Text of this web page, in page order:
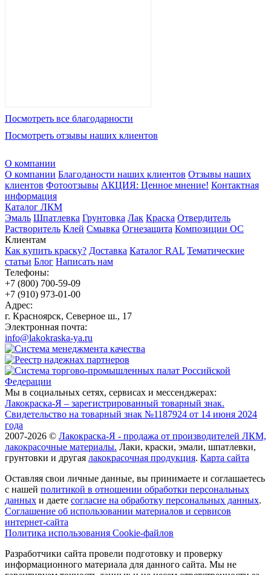
Посмотреть все благодарности
Посмотреть отзывы наших клиентов
О компании
О компании Благоданости наших клиентов Отзывы наших
клиентов Фотоотзывы АКЦИЯ: Ценное мнение! Контактная
информация
Каталог ЛКМ
Эмаль Шпатлевка Грунтовка Лак Краска Отвердитель
Растворитель Клей Смывка Огнезащита Композиции ОС
Клиентам
Как купить краску? Доставка Каталог RAL Тематические
статьи Блог Написать нам
Телефоны:
+7 (800) 700-59-09
+7 (910) 973-01-00
Адрес:
г. Красноярск, Северное ш., 17
Электронная почта:
info@lakokraska-ya.ru
Мы в социальных сетях, сервисах и мессенджерах:
Лакокраска-Я – зарегистрированный товарный знак.
Свидетельство на товарный знак №1187924 от 14 июня 2024
года
2007-2026 © Лакокраска-Я - продажа от производителей ЛКМ,
лакокрасочные материалы. Лаки, краски, эмали, шпатлевки,
грунтовки и другая лакокрасочная продукция. Карта сайта
Оставляя свои личные данные, вы принимаете и соглашаетесь
с нашей политикой в отношении обработки персональных
данных и даете cогласие на обработку персональных данных.
Соглашение об использовании материалов и сервисов
интернет-сайта
Политика использования Cookie-файлов
Разработчики сайта провели подготовку и проверку
информационного материала для данного сайта. Мы не